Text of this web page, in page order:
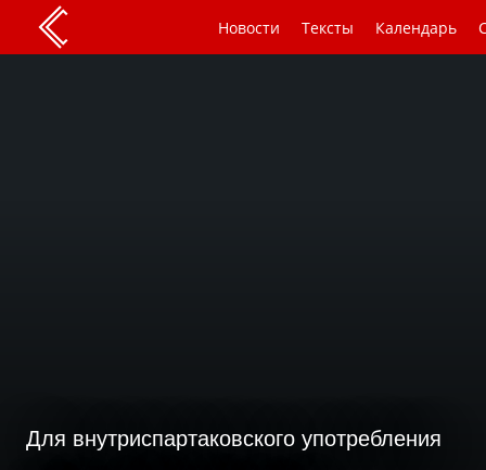
Новости Тексты Календарь
Для внутриспартаковского употребления